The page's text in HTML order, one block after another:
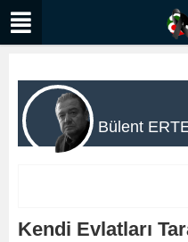
Bülent
Kendi Evlatları